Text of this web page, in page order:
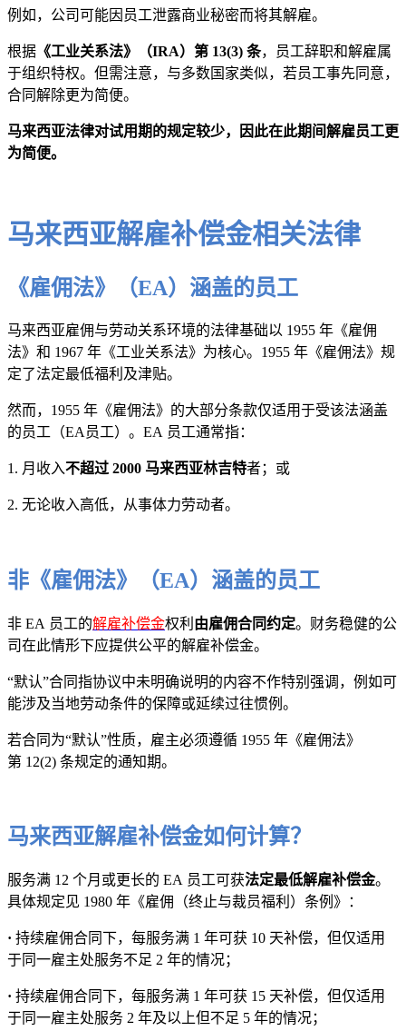
例如，公司可能因员工泄露商业秘密而将其解雇。
根据 《工业关系法》（IRA）第 13(3) 条，员工辞职和解雇属
于组织特权。但需注意，与多数国家类似，若员工事先同意，
合同解除更为简便。
马来西亚法律对试用期的规定较少，因此在此期间解雇员工更
为简便。
马来西亚解雇补偿金相关法律
《雇佣法》（EA）涵盖的员工
马来西亚雇佣与劳动关系环境的法律基础以 1955 年《雇佣
法》和 1967 年《工业关系法》为核心。1955 年《雇佣法》规
定了法定最低福利及津贴。
然而，1955 年《雇佣法》的大部分条款仅适用于受该法涵盖
的员工（EA员工）。EA 员工通常指：
1. 月收入不超过 2000 马来西亚林吉特者；或
2. 无论收入高低，从事体力劳动者。
非《雇佣法》（EA）涵盖的员工
非 EA 员工的解雇补偿金权利 由雇佣合同约定。财务稳健的公
司在此情形下应提供公平的解雇补偿金。
“默认”合同指协议中未明确说明的内容不作特别强调，例如可
能涉及当地劳动条件的保障或延续过往惯例。
若合同为“默认”性质，雇主必须遵循 1955 年《雇佣法》
第 12(2) 条规定的通知期。
马来西亚解雇补偿金如何计算？
服务满 12 个月或更长的 EA 员工可获法定最低解雇补偿金。
具体规定见 1980 年《雇佣（终止与裁员福利）条例》：
· 持续雇佣合同下，每服务满 1 年可获 10 天补偿，但仅适用
于同一雇主处服务不足 2 年的情况；
· 持续雇佣合同下，每服务满 1 年可获 15 天补偿，但仅适用
于同一雇主处服务 2 年及以上但不足 5 年的情况；